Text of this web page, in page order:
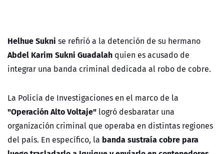
Helhue Sukni se refirió a la detención de su hermano
Abdel Karim Sukni Guadalah quien es acusado de
integrar una banda criminal dedicada al robo de cobre.
La Policía de Investigaciones en el marco de la
"Operación Alto Voltaje" logró desbaratar una
organización criminal que operaba en distintas regiones
del país. En específico, la banda sustraía cobre para